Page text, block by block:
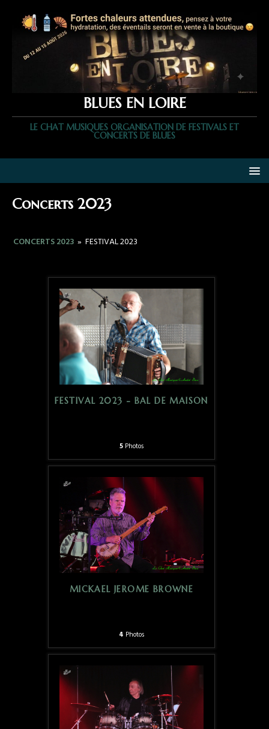
BLUES EN LOIRE
LE CHAT MUSIQUES ORGANISATION DE FESTIVALS ET
CONCERTS DE BLUES
Concerts 2023
CONCERTS 2023 » FESTIVAL 2023
FESTIVAL 2023 - BAL DE MAISON
5 Photos
MICKAEL JEROME BROWNE
4 Photos